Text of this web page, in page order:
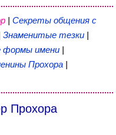
| Секреты общения с
Знаменитые тезки |
формы имени |
Прохора |
Прохора